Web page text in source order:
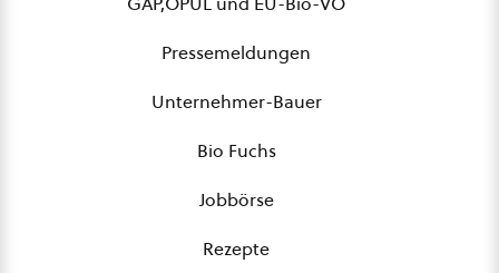
Pressemeldungen
Unternehmer-Bauer
Bio Fuchs
Jobbörse
Rezepte